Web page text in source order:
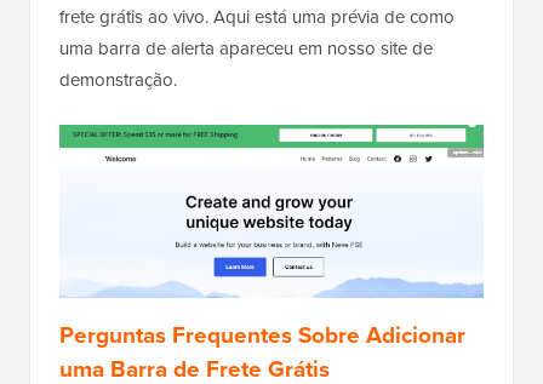
frete grátis ao vivo. Aqui está uma prévia de como
uma barra de alerta apareceu em nosso site de
demonstração.
Perguntas Frequentes Sobre Adicionar
uma Barra de Frete Grátis